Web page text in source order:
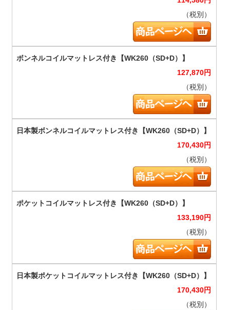
（税別）
127,870円
（税別）
170,430円
（税別）
133,190円
（税別）
170,430円
（税別）